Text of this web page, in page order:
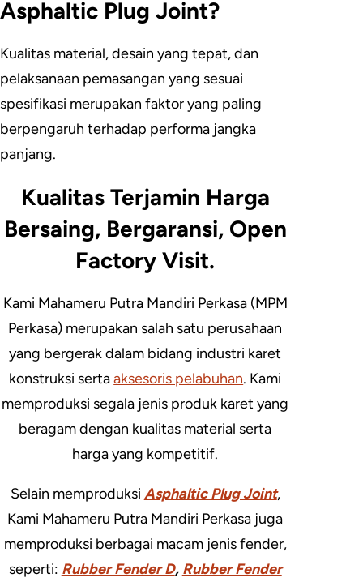
Asphaltic Plug Joint?
Kualitas material, desain yang tepat, dan
pelaksanaan pemasangan yang sesuai
spesifikasi merupakan faktor yang paling
berpengaruh terhadap performa jangka
panjang.
Kualitas Terjamin Harga
Bersaing, Bergaransi, Open
Factory Visit.
Kami Mahameru Putra Mandiri Perkasa (MPM
Perkasa) merupakan salah satu perusahaan
yang bergerak dalam bidang industri karet
konstruksi sertaaksesoris pelabuhan. Kami
memproduksi segala jenis produk karet yang
beragam dengan kualitas material serta
harga yang kompetitif.
Selain memproduksi Asphaltic Plug Joint,
Kami Mahameru Putra Mandiri Perkasa juga
memproduksi berbagai macam jenis fender,
seperti: Rubber Fender D, Rubber Fender